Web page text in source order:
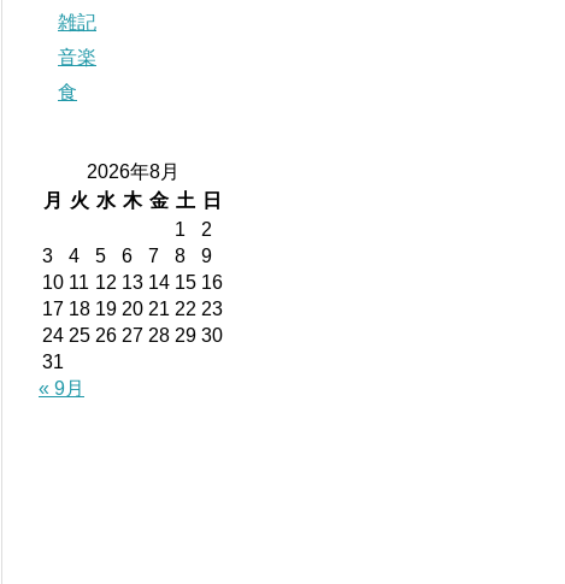
雑記
音楽
食
2026年8月
月
火 水 木 金 土
日
1
2
3
4 5 6 7 8
9
10 11 12 13 14 15 16
17 18 19 20 21 22 23
24 25 26 27 28 29 30
31
« 9月